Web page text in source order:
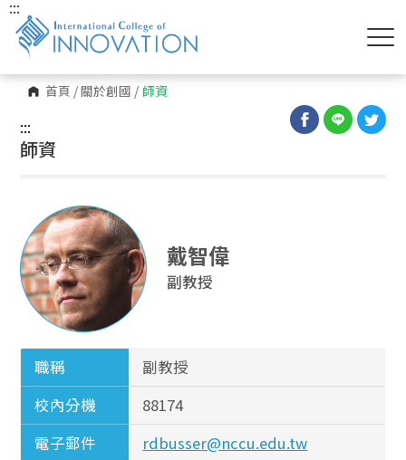
首頁 /關於創國 / 師資
:::
:::
師資
戴智偉
副教授
職稱
副教授
校內分機
88174
電子郵件
rdbusser@nccu.edu.tw